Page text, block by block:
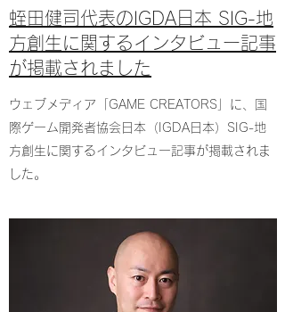
​​蛭田健司代表のIGDA日本 SIG-地
方創生に関するインタビュー記事
が掲載されました
​​ウェブメディア「GAME CREATORS」に、国
際ゲーム開発者協会日本（IGDA日本）SIG-地
方創生に関するインタビュー記事が掲載されま
した。